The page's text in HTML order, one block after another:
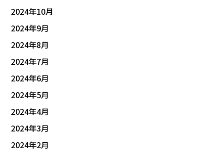
2024年10月
2024年9月
2024年8月
2024年7月
2024年6月
2024年5月
2024年4月
2024年3月
2024年2月